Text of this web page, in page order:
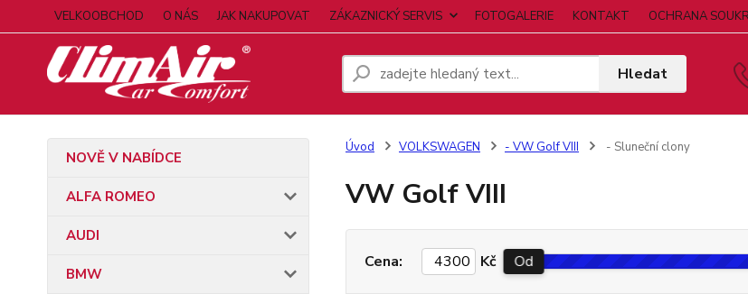
VELKOOBCHOD O NÁS JAK NAKUPOVAT ZÁKAZNICKÝ SERVIS FOTOGALERIE KONTAKT OCHRANA
Hledat
NOVĚ V NABÍDCE
ALFA ROMEO
AUDI
BMW
Úvod VOLKSWAGEN - VW Golf VIII - Sluneční clony
VW Golf VIII
Cena: Kč Od